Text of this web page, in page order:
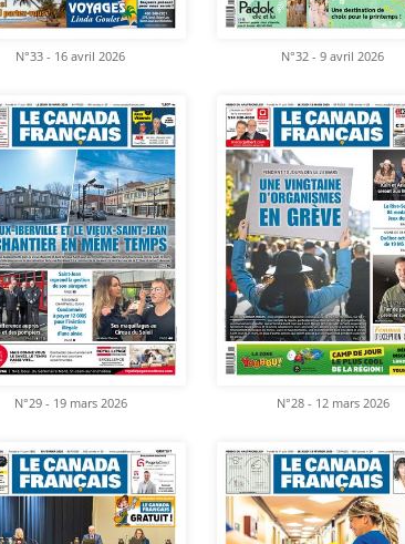
N°33 - 16 avril 2026 N°32 - 9 avril 2026
N°29 - 19 mars 2026 N°28 - 12 mars 2026